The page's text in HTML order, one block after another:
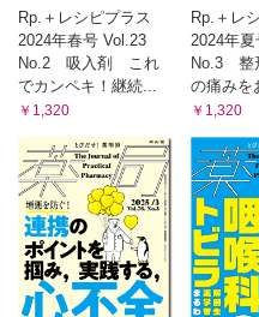
・吸入液どうしを混合し
【注射剤】
・中心静脈栄養（TPN）
い？（吉田 直樹 ほか
・フォーミュラリ導入の
択の観点から─（百
・先発医薬品からジェネ
は？（百 賢二 ほか
・先行バイオ医薬品から
点は？（百 賢二 ほ
・ビスホスホネート製剤
Rp.＋レシピプラス
2024年春号 Vol.23
No.2 吸入剤 これ
でカンペキ！継続...
￥1,320
Rp.＋レ
2024年
No.3 整
の痛みを
￥1,320